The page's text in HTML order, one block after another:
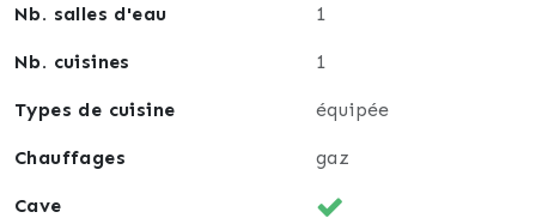
Nb. salles d'eau 1
Nb. cuisines 1
Types de cuisine équipée
Chauffages gaz
Cave